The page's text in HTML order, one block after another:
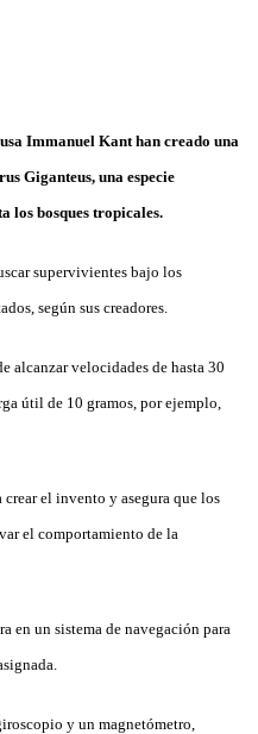
Immanuel Kant han creado una
Giganteus, una especie
los bosques tropicales.
supervivientes bajo los
según sus creadores.
alcanzar velocidades de hasta 30
útil de 10 gramos, por ejemplo,
crear el invento y asegura que los
el comportamiento de la
en un sistema de navegación para
y un magnetómetro,